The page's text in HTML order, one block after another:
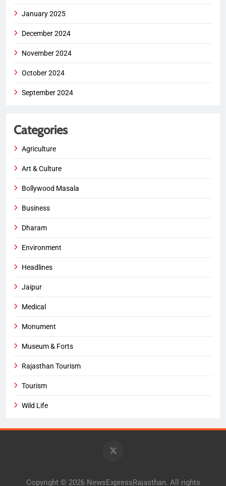
January 2025
December 2024
November 2024
October 2024
September 2024
Categories
Agriculture
Art & Culture
Bollywood Masala
Business
Dharam
Environment
Headlines
Jaipur
Medical
Monument
Museum & Forts
Rajasthan Tourism
Tourism
Wild Life
Copyright © 2026 NewsExpressRajasthan. All rights